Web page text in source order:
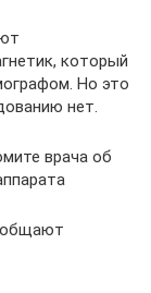
который
Но это
нет.
врача об